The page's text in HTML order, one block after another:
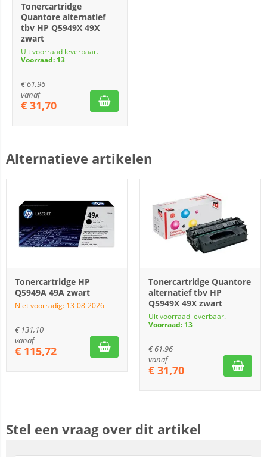
Tonercartridge
Quantore alternatief
tbv HP Q5949X 49X
zwart
Uit voorraad leverbaar.
Voorraad: 13
€61,96
vanaf
€ 31,70
Alternatieve artikelen
Tonercartridge HP
Q5949A 49A zwart
Niet voorradig: 13-08-2026
€131,10
vanaf
€ 115,72
Tonercartridge Quantore
alternatief tbv HP
Q5949X 49X zwart
Uit voorraad leverbaar.
Voorraad: 13
€61,96
vanaf
€ 31,70
Stel een vraag over dit artikel